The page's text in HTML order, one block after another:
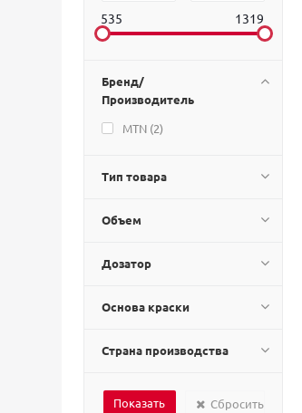
535 1319
Бренд/
Производитель
MTN (2)
Тип товара
Объем
Дозатор
Основа краски
Страна производства
Сбросить